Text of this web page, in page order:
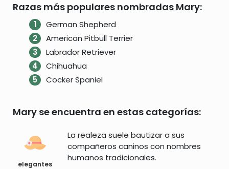
Razas más populares nombradas Mary:
German Shepherd
American Pitbull Terrier
Labrador Retriever
Chihuahua
Cocker Spaniel
Mary se encuentra en estas categorías:
elegantes
La realeza suele bautizar a sus
compañeros caninos con nombres
humanos tradicionales.